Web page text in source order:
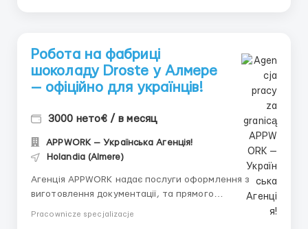
Робота на фабриці
шоколаду Droste у Алмере
— офіційно для українців!
3000 нето€ / в месяц
APPWORK — Українська Агенція!
Holandia (Almere)
Агенція APPWORK надає послуги оформлення з
виготовлення документації, та прямого
Pracownicze specjalizacje